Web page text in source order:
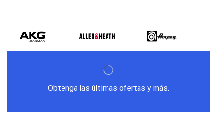
Obtenga las últimas ofertas y más.